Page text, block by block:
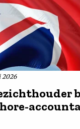
2026